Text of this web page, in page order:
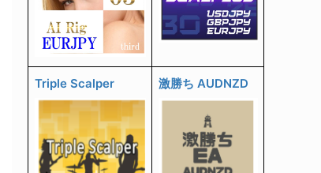
Triple Scalper 激勝ち AUDNZD